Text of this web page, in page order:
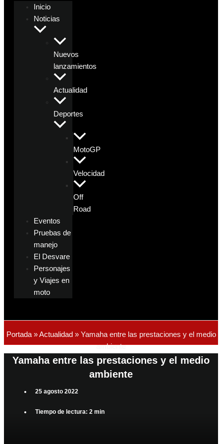
Inicio
Noticias
Nuevos
lanzamientos
Actualidad
Deportes
MotoGP
Velocidad
Off
Road
Eventos
Pruebas de
manejo
El Desvare
Personajes
y Viajes en
moto
Portada»Actualidad » Yamaha entre las prestaciones y el medio
ambiente
Yamaha entre las prestaciones y el medio
ambiente
25 agosto 2022
Tiempo de lectura: 2 min